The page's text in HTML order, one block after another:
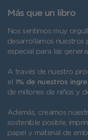
Más que un libro
Nos sentimos muy
desarrollamos
especial para las
A través de nuestro
el 1% de nuestros
de millones de niños y
Además, creamos
sostenible posible,
papel y material de